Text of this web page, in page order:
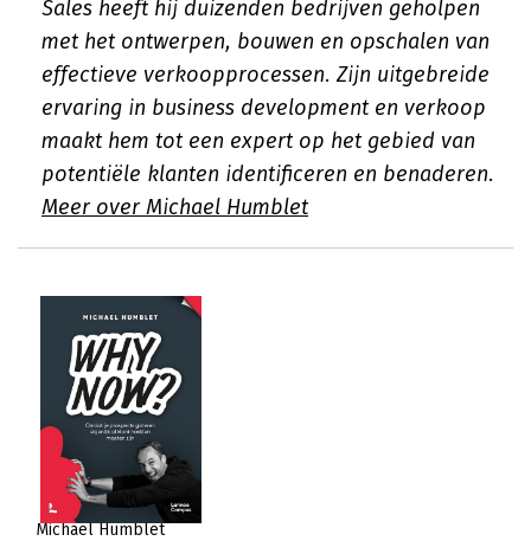
Sales heeft hij duizenden bedrijven geholpen
met het ontwerpen, bouwen en opschalen van
effectieve verkoopprocessen. Zijn uitgebreide
ervaring in business development en verkoop
maakt hem tot een expert op het gebied van
potentiële klanten identificeren en benaderen.
Meer over Michael Humblet
Michael Humblet